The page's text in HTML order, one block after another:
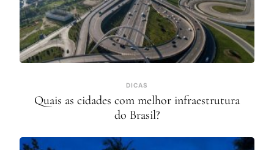
DICAS
Quais as cidades com melhor infraestrutura
do Brasil?